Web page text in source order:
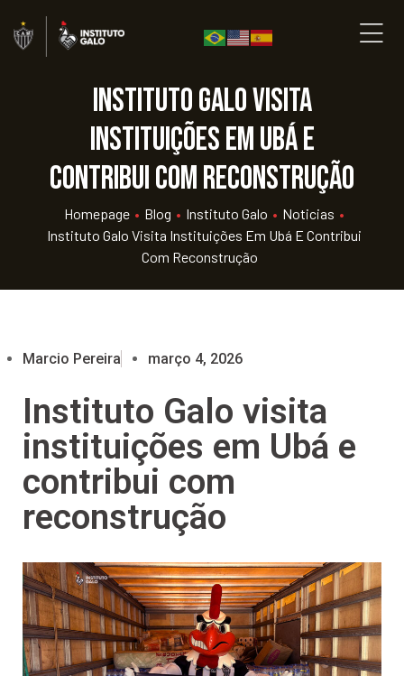
Instituto Galo visita
instituições em Ubá e
contribui com reconstrução
Homepage • Blog • Instituto Galo • Noticias •
Instituto Galo Visita Instituições Em Ubá E Contribui
Com Reconstrução
Marcio Pereira março 4, 2026
Instituto Galo visita
instituições em Ubá e
contribui com
reconstrução